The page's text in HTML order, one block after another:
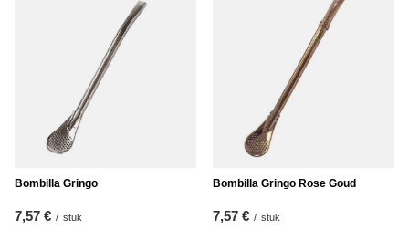
Bombilla Gringo
7,57 € / stuk
Bombilla Gringo Rose Goud
7,57 € / stuk